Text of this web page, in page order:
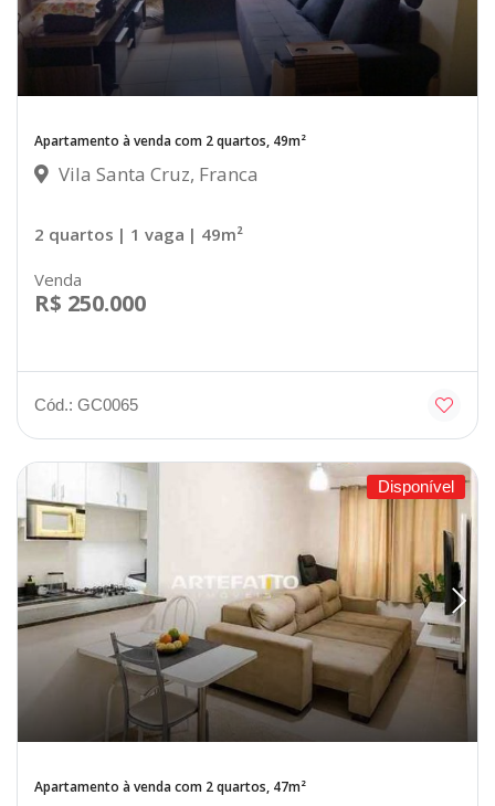
Apartamento à venda com 2 quartos, 49m²
Vila Santa Cruz, Franca
2 quartos | 1 vaga | 49m²
Venda
R$ 250.000
Cód.: GC0065
Disponível
Apartamento à venda com 2 quartos, 47m²